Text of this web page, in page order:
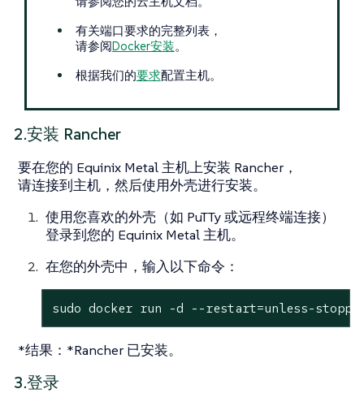
有关端口要求的完整列表，
请参阅Docker安装。
根据我们的要求配置主机。
2.安装 Rancher
要在您的 Equinix Metal 主机上安装 Rancher，
请连接到主机，然后使用外壳进行安装。
使用您喜欢的外壳（如 PuTTy 或远程终端连接）
登录到您的 Equinix Metal 主机。
在您的外壳中，输入以下命令：
sudo docker run -d --restart=unless-
*结果：*Rancher 已安装。
3.登录